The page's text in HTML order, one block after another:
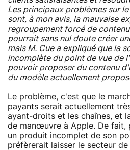
Les principaux problèmes sur
sont, à mon avis, la mauvaise
regroupement forcé de
pourrait sans nul doute créer
mais M. Cue a expliqué que la
incomplète du point de vue de
pouvoir proposer du contenu
du modèle actuellement
Le problème, c'est que le
payants serait actuellement
ayant-droits et les chaînes, et
de manœuvre à Apple. De fait,
un produit incomplet de son
préfèrerait laisser le secteur